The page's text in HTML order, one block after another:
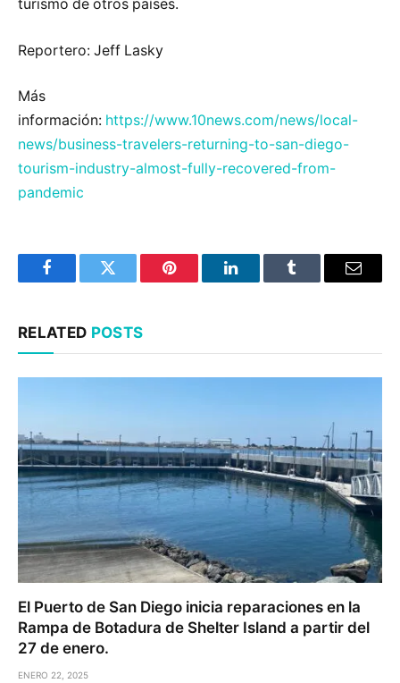
turismo de otros países.
Reportero: Jeff Lasky
Más
información: https://www.10news.com/news/local-
news/business-travelers-returning-to-san-diego-
tourism-industry-almost-fully-recovered-from-
pandemic
FacebookTwitter Pinterest LinkedInTumblr Email
RELATED POSTS
El Puerto de San Diego inicia reparaciones en la
Rampa de Botadura de Shelter Island a partir del
27 de enero.
ENERO 22, 2025